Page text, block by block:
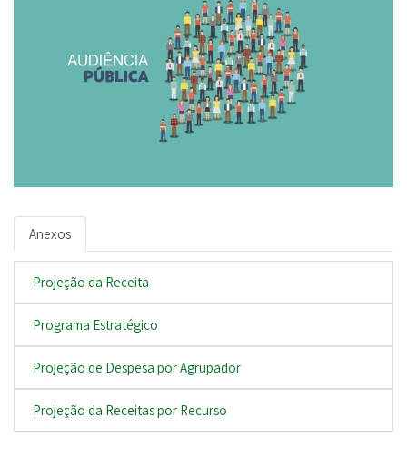
Anexos
Projeção da Receita
Programa Estratégico
Projeção de Despesa por Agrupador
Projeção da Receitas por Recurso